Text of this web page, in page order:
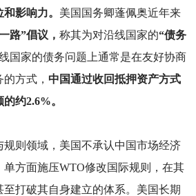
影响力。 美国国务卿蓬佩奥近年来
路”倡议， 称其为对沿线国家的“债务
国家的债务问题上通常是在友好协商
方式， 中国通过收回抵押资产方式
约2.6%。
规则领域，美国不承认中国市场经济
方面施压WTO修改国际规则，在其
打破其自身建立的体系。美国长期